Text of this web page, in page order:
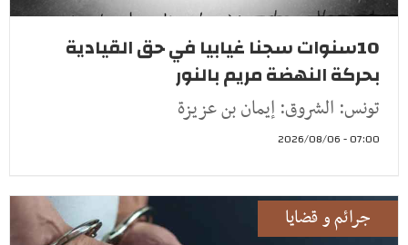
10سنوات سجنا غيابيا في حق القيادية
بحركة النهضة مريم بالنور
تونس: الشروق: إيمان بن عزيزة
07:00 - 2026/08/06
جرائم و قضايا